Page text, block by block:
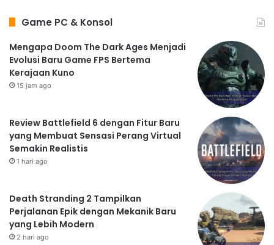
Game PC & Konsol
Mengapa Doom The Dark Ages Menjadi
Evolusi Baru Game FPS Bertema
Kerajaan Kuno
15 jam ago
Review Battlefield 6 dengan Fitur Baru
yang Membuat Sensasi Perang Virtual
Semakin Realistis
1 hari ago
Death Stranding 2 Tampilkan
Perjalanan Epik dengan Mekanik Baru
yang Lebih Modern
2 hari ago